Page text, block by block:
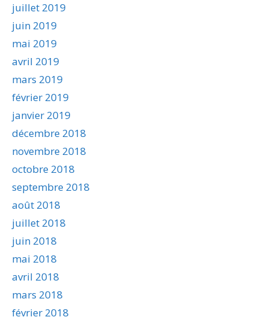
juillet 2019
juin 2019
mai 2019
avril 2019
mars 2019
février 2019
janvier 2019
décembre 2018
novembre 2018
octobre 2018
septembre 2018
août 2018
juillet 2018
juin 2018
mai 2018
avril 2018
mars 2018
février 2018